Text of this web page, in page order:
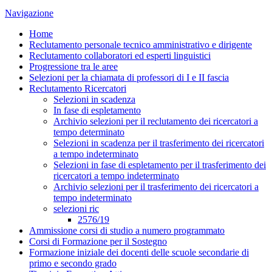
Navigazione
Home
Reclutamento personale tecnico amministrativo e dirigente
Reclutamento collaboratori ed esperti linguistici
Progressione tra le aree
Selezioni per la chiamata di professori di I e II fascia
Reclutamento Ricercatori
Selezioni in scadenza
In fase di espletamento
Archivio selezioni per il reclutamento dei ricercatori a
tempo determinato
Selezioni in scadenza per il trasferimento dei ricercatori
a tempo indeterminato
Selezioni in fase di espletamento per il trasferimento dei
ricercatori a tempo indeterminato
Archivio selezioni per il trasferimento dei ricercatori a
tempo indeterminato
selezioni ric
2576/19
Ammissione corsi di studio a numero programmato
Corsi di Formazione per il Sostegno
Formazione iniziale dei docenti delle scuole secondarie di
primo e secondo grado